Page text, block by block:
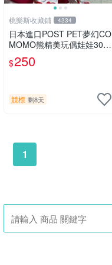
桃樂斯收藏鋪 4334
日本進口POST PET夢幻CO
MOMO熊精美玩偶娃娃30c
m
$250
競標 剩8天
1